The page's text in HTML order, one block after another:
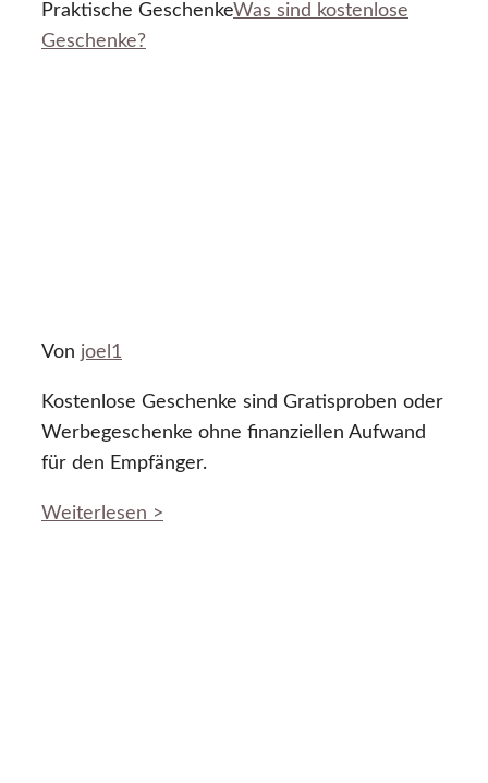
Praktische GeschenkeWas sind kostenlose
Geschenke?
Von joel1
Kostenlose Geschenke sind Gratisproben oder
Werbegeschenke ohne finanziellen Aufwand
für den Empfänger.
Weiterlesen >